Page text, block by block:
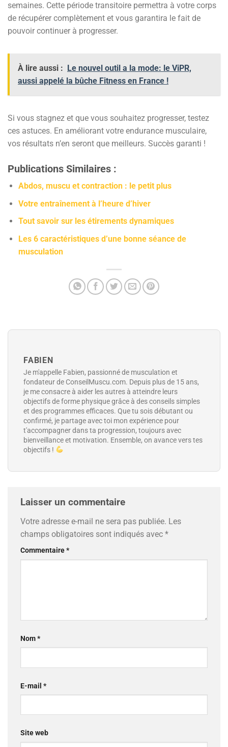
semaines. Cette période transitoire permettra à votre corps
de récupérer complètement et vous garantira le fait de
pouvoir continuer à progresser.
À lire aussi : Le nouvel outil a la mode: le ViPR,
aussi appelé la bûche Fitness en France !
Si vous stagnez et que vous souhaitez progresser, testez
ces astuces. En améliorant votre endurance musculaire,
vos résultats n’en seront que meilleurs. Succès garanti !
Publications Similaires :
Abdos, muscu et contraction : le petit plus
Votre entraînement à l’heure d’hiver
Tout savoir sur les étirements dynamiques
Les 6 caractéristiques d’une bonne séance de
musculation
FABIEN
Je m'appelle Fabien, passionné de musculation et
fondateur de ConseilMuscu.com. Depuis plus de 15 ans,
je me consacre à aider les autres à atteindre leurs
objectifs de forme physique grâce à des conseils simples
et des programmes efficaces. Que tu sois débutant ou
confirmé, je partage avec toi mon expérience pour
t'accompagner dans ta progression, toujours avec
bienveillance et motivation. Ensemble, on avance vers tes
objectifs !
Laisser un commentaire
Votre adresse e-mail ne sera pas publiée. Les
champs obligatoires sont indiqués avec *
Commentaire*
Nom*
E-mail *
Site web